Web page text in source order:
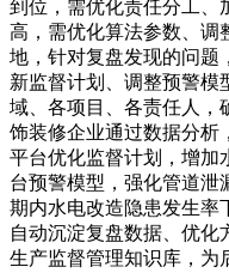
到位，需优化责任分工、
高，需优化算法参数、
地，针对复盘发现的问题
新监督计划、调整预警模
域、各项目、各责任人，
饰装修企业通过数据分析
平台优化监督计划，增加
台预警模型，强化管道泄
期内水电改造隐患发生率
自动沉淀复盘数据、优化
生产监督管理知识库，为